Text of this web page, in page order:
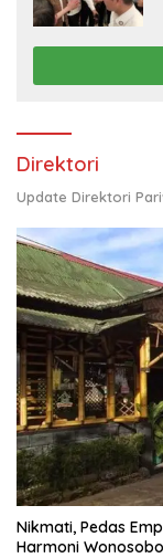
Direktori
Update Direktori
Nikmati, Pedas
Harmoni Wonosobo